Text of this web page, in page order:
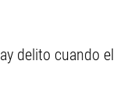
delito cuando el